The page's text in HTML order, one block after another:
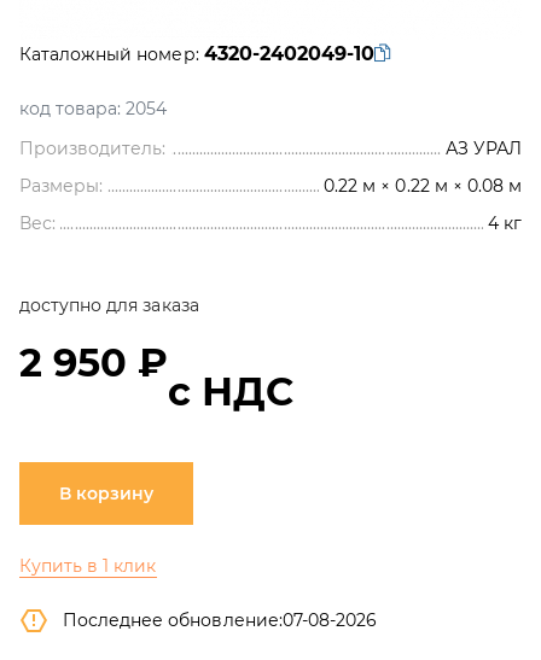
Каталожный номер: 4320-2402049-10
код товара: 2054
Производитель:
АЗ УРАЛ
Размеры:
0.22 м × 0.22 м × 0.08 м
Вес:
4 кг
доступно для заказа
2 950 ₽
с НДС
В корзину
Купить в 1 клик
Последнее обновление:07-08-2026